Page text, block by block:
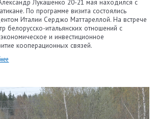
Лукашенко 20-21 мая находился с
По программе визита состоялись
Италии Серджо Маттареллой. На встрече
белорусско-итальянских отношений с
и инвестиционное
кооперационных связей.